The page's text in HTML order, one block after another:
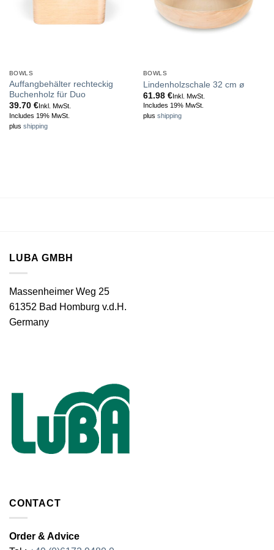
BOWLS
Auffangbehälter rechteckig
Buchenholz für Duo
39.70 €Inkl. MwSt.
Includes 19% MwSt.
plus shipping
BOWLS
Lindenholzschale 32 cm ø
61.98 €Inkl. MwSt.
Includes 19% MwSt.
plus shipping
LUBA GMBH
Massenheimer Weg 25
61352 Bad Homburg v.d.H.
Germany
CONTACT
Order & Advice